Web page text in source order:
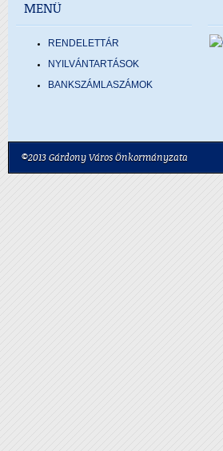
MENÜ
RENDELETTÁR
NYILVÁNTARTÁSOK
BANKSZÁMLASZÁMOK
©2013 Gárdony Város Önkormányzata